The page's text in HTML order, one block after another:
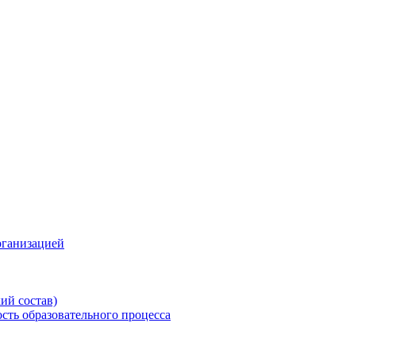
состав)
образовательного процесса